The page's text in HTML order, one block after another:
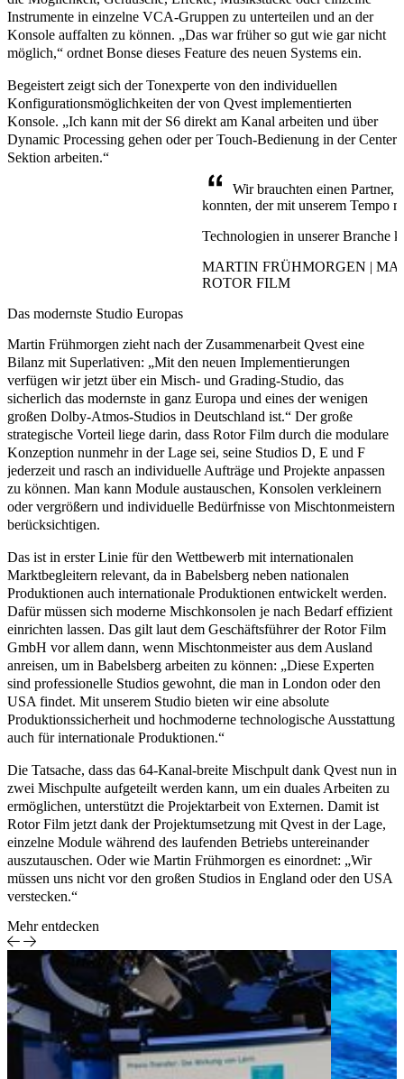
Instrumente in einzelne VCA-Gruppen zu unterteilen und an der
Konsole auffalten zu können. „Das war früher so gut wie gar nicht
möglich,“ ordnet Bonse dieses Feature des neuen Systems ein.
Begeistert zeigt sich der Tonexperte von den individuellen
Konfigurationsmöglichkeiten der von Qvest implementierten
Konsole. „Ich kann mit der S6 direkt am Kanal arbeiten und über
Dynamic Processing gehen oder per Touch-Bedienung in der Center
Sektion arbeiten.“
Wir brauchten einen Partner,
konnten, der mit unserem Tempo
Technologien in unserer Branche
MARTIN FRÜHMORGEN |
ROTOR FILM
Das modernste Studio Europas
Martin Frühmorgen zieht nach der Zusammenarbeit Qvest eine
Bilanz mit Superlativen: „Mit den neuen Implementierungen
verfügen wir jetzt über ein Misch- und Grading-Studio, das
sicherlich das modernste in ganz Europa und eines derwenigen
großen Dolby-Atmos-Studios in Deutschland ist.“ Der große
strategische Vorteil liege darin, dass Rotor Film durch die modulare
Konzeption nunmehr in der Lage sei, seine Studios D, E und F
jederzeit und rasch an individuelle Aufträge und Projekte anpassen
zu können. Man kann Module austauschen, Konsolen verkleinern
oder vergrößern und individuelle Bedürfnisse von Mischtonmeistern
berücksichtigen.
Das ist in erster Linie für den Wettbewerb mit internationalen
Marktbegleitern relevant, da in Babelsberg neben nationalen
Produktionen auch internationale Produktionen entwickelt werden.
Dafür müssen sich moderne Mischkonsolen je nach Bedarf effizient
einrichten lassen. Das gilt laut dem Geschäftsführer der Rotor Film
GmbH vor allem dann, wenn Mischtonmeister aus dem Ausland
anreisen, um in Babelsberg arbeiten zu können: „Diese Experten
sind professionelle Studios gewohnt, die man in London oder den
USA findet. Mit unserem Studio bieten wir eine absolute
Produktionssicherheit und hochmoderne technologische Ausstattung
auch für internationale Produktionen.“
Die Tatsache, dass das 64-Kanal-breite Mischpult dank Qvest nun in
zwei Mischpulte aufgeteilt werden kann, um ein duales Arbeiten zu
ermöglichen, unterstützt die Projektarbeit von Externen. Damit ist
Rotor Film jetzt dank der Projektumsetzung mit Qvest in der Lage,
einzelne Module während des laufenden Betriebs untereinander
auszutauschen. Oder wie Martin Frühmorgen es einordnet: „Wir
müssen uns nicht vor den großen Studios in England oder den USA
verstecken.“
Mehr entdecken
Case Study
Medien &
Entertainment
Barrierefreies
Streaming in
Pathé Home
Smart-TV-
Apps nach
RGAA